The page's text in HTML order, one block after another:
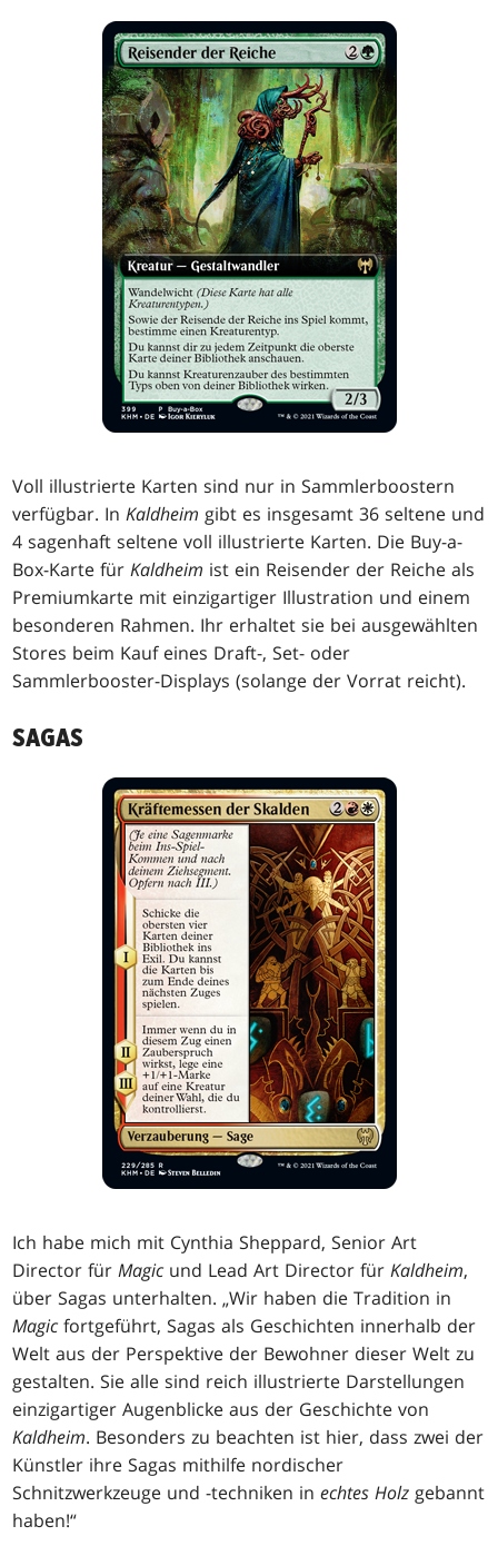
Voll illustrierte Karten sind nur in Sammlerboostern
verfügbar. InKaldheim gibt es insgesamt 36 seltene und
4 sagenhaft seltene voll illustrierte Karten. Die Buy-a-
Box-Karte fürKaldheim ist ein Reisender der Reiche als
Premiumkarte mit einzigartiger Illustration und einem
besonderen Rahmen. Ihr erhaltet sie bei ausgewählten
Stores beim Kauf eines Draft-, Set- oder
Sammlerbooster-Displays (solange der Vorrat reicht).
SAGAS
Ich habe mich mit Cynthia Sheppard, Senior Art
Director fürMagic und Lead Art Director fürKaldheim,
über Sagas unterhalten. „Wir haben die Tradition in
Magic fortgeführt, Sagas als Geschichten innerhalb der
Welt aus der Perspektive der Bewohner dieser Welt zu
gestalten. Sie alle sind reich illustrierte Darstellungen
einzigartiger Augenblicke aus der Geschichte von
Kaldheim. Besonders zu beachten ist hier, dass zwei der
Künstler ihre Sagas mithilfe nordischer
Schnitzwerkzeuge und -techniken inechtes Holz gebannt
haben!“